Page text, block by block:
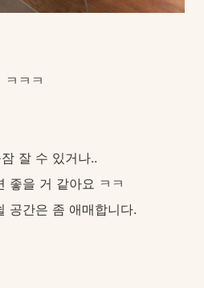
ㅋㅋㅋ
잘 수 있거나..
좋을 거 같아요 ㅋㅋ
공간은 좀 애매합니다.